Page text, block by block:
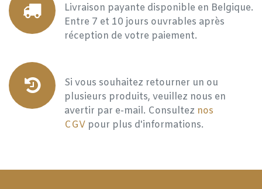
Livraison payante disponible en Belgique.
Entre 7 et 10 jours ouvrables après
réception de votre paiement.
Si vous souhaitez retourner un ou
plusieurs produits, veuillez nous en
avertir par e-mail. Consultez nos
CGV pour plus d'informations.